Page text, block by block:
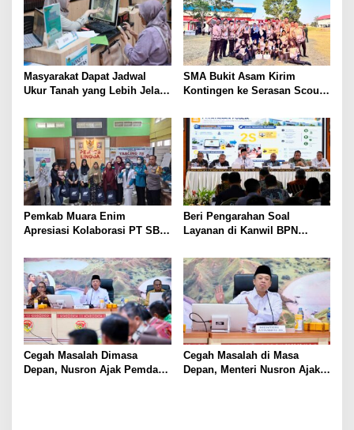
Masyarakat Dapat Jadwal
Ukur Tanah yang Lebih Jelas
Terjadwal
SMA Bukit Asam Kirim
Kontingen ke Serasan Scout
Karakter dan Kepemimpinan
Siswa
Pemkab Muara Enim
Apresiasi Kolaborasi PT SBS
Warga Sekitar Tambang
Beri Pengarahan Soal
Layanan di Kanwil BPN
Nusron: Gunakan Sudut
Pandang Masyarakat
Cegah Masalah Dimasa
Depan, Nusron Ajak Pemda
Cegah Masalah di Masa
Depan, Menteri Nusron Ajak